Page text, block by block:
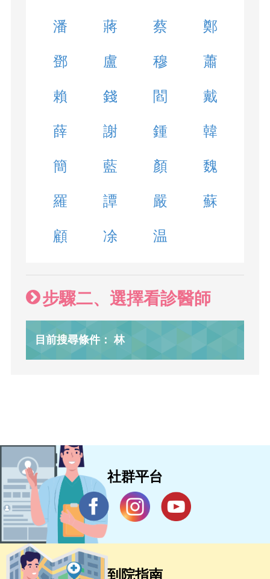
潘 蔣 蔡 鄭
鄧 盧 穆 蕭
賴 錢 閻 戴
薛 謝 鍾 韓
簡 藍 顏 魏
羅 譚 嚴 蘇
顧 凃 温
步驟二、選擇看診醫師
目前搜尋條件： 林
社群平台
到院指南